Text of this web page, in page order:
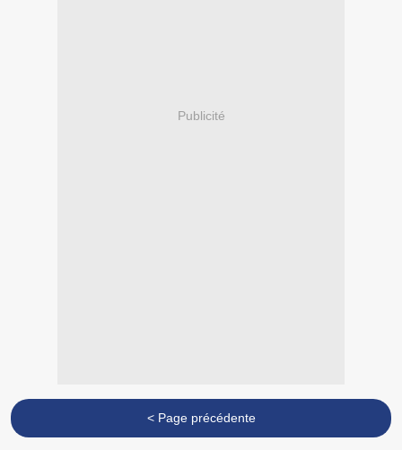
Publicité
< Page précédente